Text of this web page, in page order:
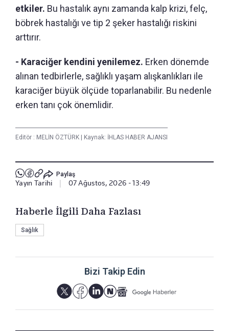
etkiler. Bu hastalık aynı zamanda kalp krizi, felç,
böbrek hastalığı ve tip 2 şeker hastalığı riskini
arttırır.
- Karaciğer kendini yenilemez. Erken dönemde
alınan tedbirlerle, sağlıklı yaşam alışkanlıkları ile
karaciğer büyük ölçüde toparlanabilir. Bu nedenle
erken tanı çok önemlidir.
Editör : MELİN ÖZTÜRK Kaynak: İHLAS HABER AJANSI
Paylaş
Yayın Tarihi 07 Ağustos, 2026 - 13:49
Haberle İlgili Daha Fazlası
Sağlık
Bizi Takip Edin